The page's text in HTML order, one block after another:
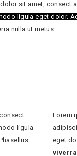
sit amet, consect
ligula eget dolor.
nulla ut metus.
ligula
Lorem
eget
viverra